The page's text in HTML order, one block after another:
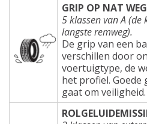
GRIP OP NAT
5 klassen van A (de
langste remweg).
De grip van een
verschillen door
voertuigtype, de
het profiel.
gaat om veiligheid.